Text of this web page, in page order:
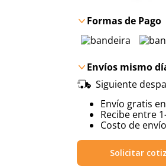
Formas de Pago
Envíos mismo
Siguiente
Envío gratis
Recibe entre
Costo de
Solicitar